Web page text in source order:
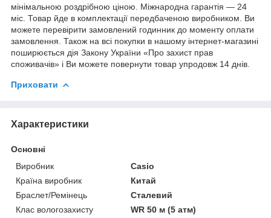
мінімальною роздрібною ціною. Міжнародна гарантія — 24
міс. Товар йде в комплектації передбаченою виробником. Ви
можете перевірити замовлений годинник до моменту оплати
замовлення. Також на всі покупки в нашому інтернет-магазині
поширюється дія Закону України «Про захист прав
споживачів» і Ви можете повернути товар упродовж 14 днів.
Приховати
Характеристики
Основні
Виробник
Casio
Країна виробник
Китай
Браслет/Ремінець
Сталевий
Клас вологозахисту
WR 50 м (5 атм)